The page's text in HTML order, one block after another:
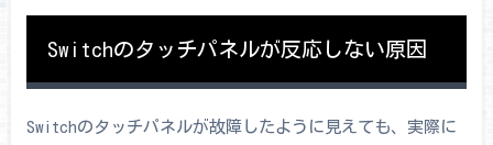
Switchのタッチパネルが反応しない原因
Switchのタッチパネルが故障したように見えても、実際に